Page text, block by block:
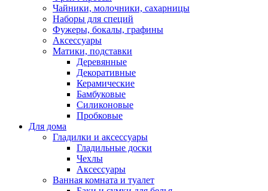
Чайники, молочники, сахарницы
Наборы для специй
Фужеры, бокалы, графины
Аксессуары
Матики, подставки
Деревянные
Декоративные
Керамические
Бамбуковые
Силиконовые
Пробковые
Для дома
Гладилки и аксессуары
Гладильные доски
Чехлы
Аксессуары
Ванная комната и туалет